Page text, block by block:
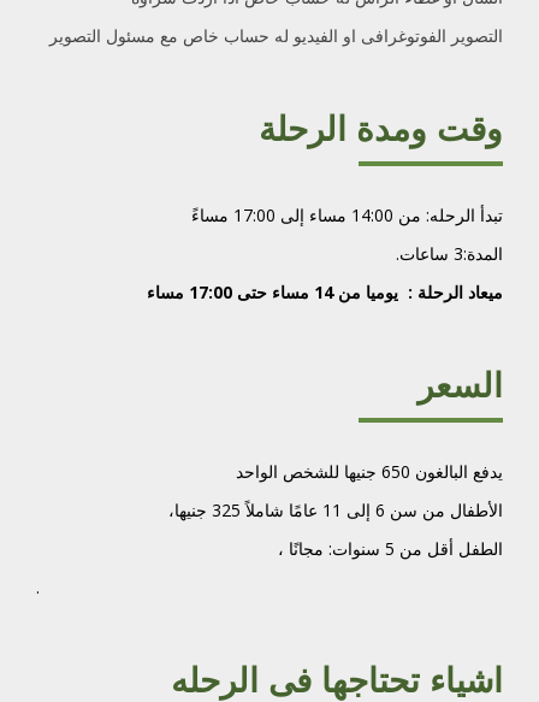
التصوير الفوتوغرافى او الفيديو له حساب خاص مع مسئول التصوير
وقت ومدة الرحلة
تبدأ الرحله: من 14:00 مساء إلى 17:00 مساءً
المدة:3 ساعات.
ميعاد الرحلة : يوميا من 14 مساء حتى 17:00 مساء
السعر
يدفع البالغون 650 جنيها للشخص
الواحد
الأطفال من سن 6 إلى 11 عامًا شاملاً 325 جنيها،
الطفل أقل من 5 سنوات: مجانًا ،
.
اشياء تحتاجها فى الرحله